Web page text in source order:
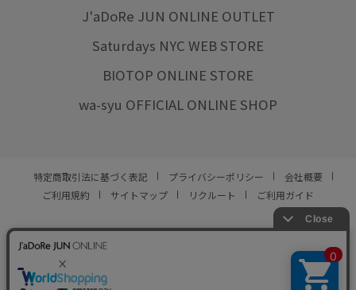
J'aDoRe JUN ONLINE OUTLET
Saturdays NYC WEB STORE
BIOTOP ONLINE STORE
wa-syu OFFICIAL ONLINE SHOP
特定商取引法に基づく表記 プライバシーポリシー
会社概要
ご利用規約
サイトマップ リクルート ご利用ガイド
© JUN CO.,LTD. ALL RIGHTS RESERVED.